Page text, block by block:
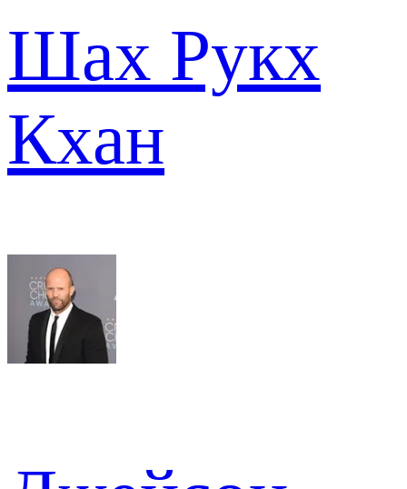
Шах Рукх
Кхан